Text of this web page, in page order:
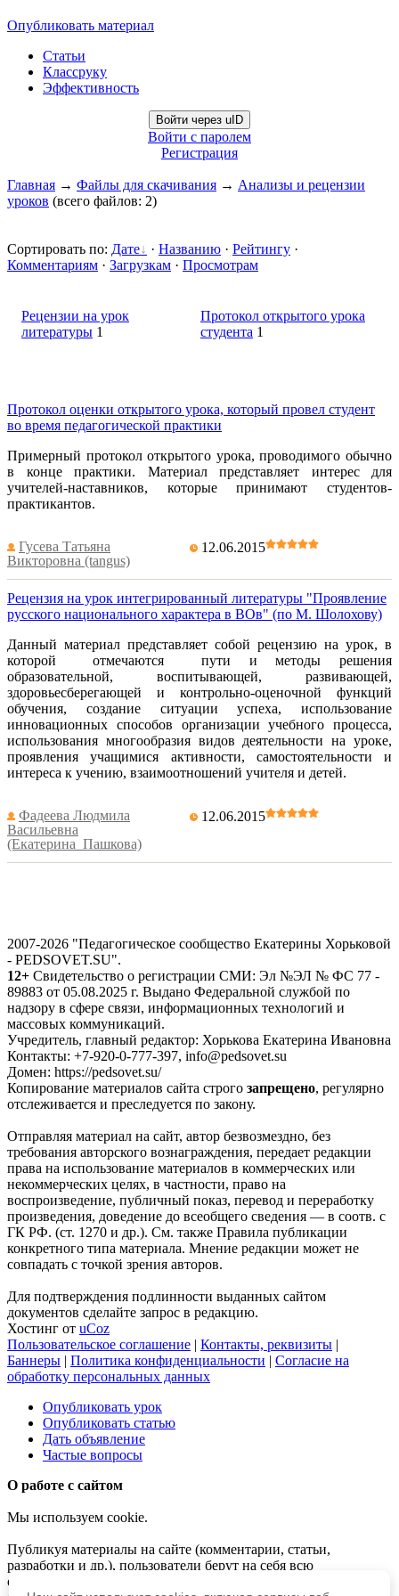
Опубликовать материал
Статьи
Классруку
Эффективность
Войти через uID
Войти с паролем
Регистрация
Главная → Файлы для скачивания → Анализы и рецензии
уроков (всего файлов: 2)
Сортировать по: Дате · Названию · Рейтингу ·
Комментариям · Загрузкам · Просмотрам
Рецензии на урок
литературы 1
Протокол открытого урока
студента 1
Протокол оценки открытого урока, который провел студент
во время педагогической практики
Примерный протокол открытого урока, проводимого обычно
в конце практики. Материал представляет интерес для
учителей-наставников, которые принимают студентов-
практикантов.
Гусева Татьяна
Викторовна (tangus)
12.06.2015
Рецензия на урок интегрированный литературы "Проявление
русского национального характера в ВОв" (по М. Шолохову)
Данный материал представляет собой рецензию на урок, в
которой отмечаются пути и методы решения
образовательной, воспитывающей, развивающей,
здоровьесберегающей и контрольно-оценочной функций
обучения, создание ситуации успеха, использование
инновационных способов организации учебного процесса,
использования многообразия видов деятельности на уроке,
проявления учащимися активности, самостоятельности и
интереса к учению, взаимоотношений учителя и детей.
Фадеева Людмила
Васильевна
(Екатерина_Пашкова)
12.06.2015
2007-2026 "Педагогическое сообщество Екатерины Хорьковой
- PEDSOVET.SU".
12+ Свидетельство о регистрации СМИ: Эл №ЭЛ № ФС 77 -
89883 от 05.08.2025 г. Выдано Федеральной службой по
надзору в сфере связи, информационных технологий и
массовых коммуникаций.
Учредитель, главный редактор: Хорькова Екатерина Ивановна
Контакты: +7-920-0-777-397, info@pedsovet.su
Домен: https://pedsovet.su/
Копирование материалов сайта строго запрещено, регулярно
отслеживается и преследуется по закону.
Отправляя материал на сайт, автор безвозмездно, без
требования авторского вознаграждения, передает редакции
права на использование материалов в коммерческих или
некоммерческих целях, в частности, право на
воспроизведение, публичный показ, перевод и переработку
произведения, доведение до всеобщего сведения — в соотв. с
ГК РФ. (ст. 1270 и др.). См. также Правила публикации
конкретного типа материала. Мнение редакции может не
совпадать с точкой зрения авторов.
Для подтверждения подлинности выданных сайтом
документов сделайте запрос в редакцию.
Хостинг от uCoz
Пользовательское соглашение | Контакты, реквизиты |
Баннеры | Политика конфиденциальности | Согласие на
обработку персональных данных
Опубликовать урок
Опубликовать статью
Дать объявление
Частые вопросы
О работе с сайтом
Мы используем cookie.
Публикуя материалы на сайте (комментарии, статьи,
разработки и др.), пользователи берут на себя всю
ответственность за содержание материалов и разрешение